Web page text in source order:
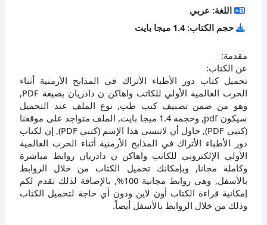
اللغة: عربي
حجم الكتاب: 1.4 ميجا بايت
مقدمة:
عن الكتاب:
تحميل كتاب دور الأطباء الأتراك في المذابح الأرمنية أثناء
الحرب العالمية الأولي للكاتب واهاكن ن دادريان بصيغة PDF,
وهو من ضمن تصنيف كتب طب, نوع الملف عند التحميل
سيكون pdf, وحجمه 1.4 ميجا بايت, الملف متواجد على موقعنا
(كتبي PDF), حاول أن لاتنسى هذا الإسم (كتبي PDF), إن لكتاب
دور الأطباء الأتراك في المذابح الأرمنية أثناء الحرب العالمية
الأولي الإلكتروني للكاتب واهاكن ن دادريان روابط مباشرة
وكاملة مجانا, وبإمكانك تحميل الكتاب من خلال الروابط
بالأسفل, وهي روابط مجانية 100%, بالإضافة لذلك نقدم لكم
إمكانية قراءة الكتاب أون لاين ودون أي حاجة لتحميل الكتاب
وذلك من خلال الروابط بالأسفل أيضاً.